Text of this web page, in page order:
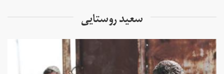
سعید روستایی